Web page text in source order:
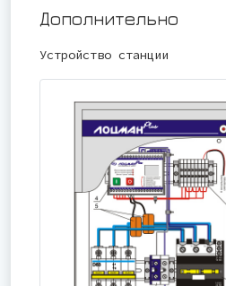
Дополнительно
Устройство станции